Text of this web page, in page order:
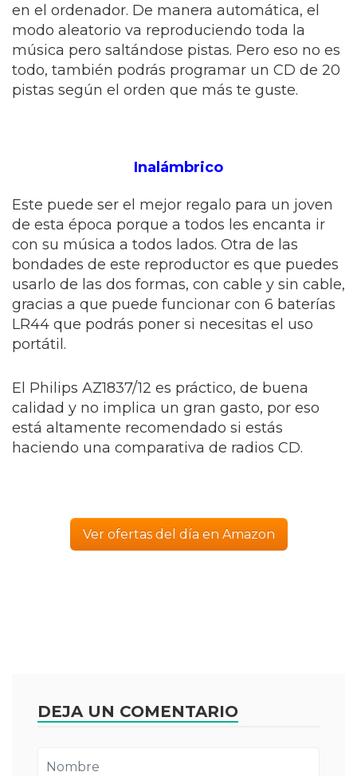
en el ordenador. De manera automática, el
modo aleatorio va reproduciendo toda la
música pero saltándose pistas. Pero eso no es
todo, también podrás programar un CD de 20
pistas según el orden que más te guste.
Inalámbrico
Este puede ser el mejor regalo para un joven
de esta época porque a todos les encanta ir
con su música a todos lados. Otra de las
bondades de este reproductor es que puedes
usarlo de las dos formas, con cable y sin cable,
gracias a que puede funcionar con 6 baterías
LR44 que podrás poner si necesitas el uso
portátil.
El Philips AZ1837/12 es práctico, de buena
calidad y no implica un gran gasto, por eso
está altamente recomendado si estás
haciendo una comparativa de radios CD.
Ver ofertas del día en Amazon
DEJA UN COMENTARIO